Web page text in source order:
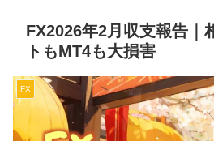
FX2026年2月収支報告｜
トもMT4も大損害
FX